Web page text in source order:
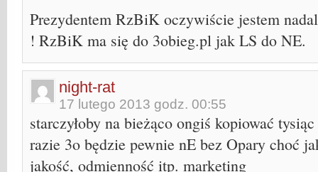
Prezydentem RzBiK oczywiście jestem
! RzBiK ma się do 3obieg.pl jak LS do NE.
night-rat
17 lutego 2013 godz. 00:55
starczyłoby na bieżąco ongiś kopiować
razie 3o będzie pewnie nE bez Opary choć
jakość, odmienność itp. marketing